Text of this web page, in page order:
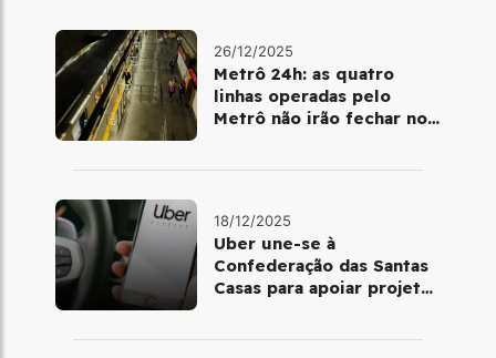
26/12/2025
Metrô 24h: as quatro
linhas operadas pelo
Metrô não irão fechar no
18/12/2025
Uber une-se à
Confederação das Santas
Casas para apoiar projetos